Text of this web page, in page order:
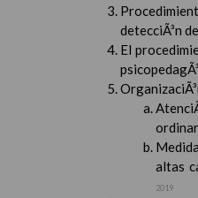
detecciÃ³n
El
altas
2019